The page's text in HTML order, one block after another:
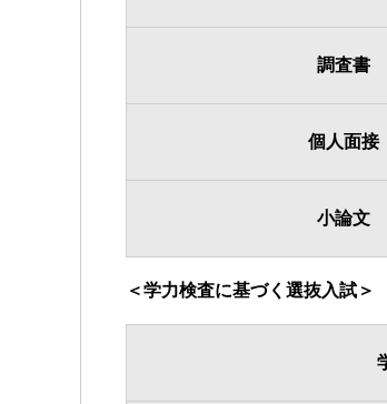
調査書
個人面接
小論文
＜学力検査に基づく選抜入試＞